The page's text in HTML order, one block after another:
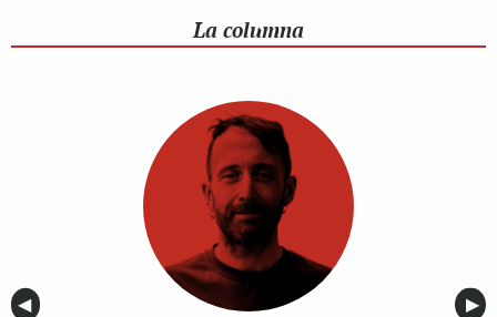
La columna
Anterior
◀︎ ▶︎